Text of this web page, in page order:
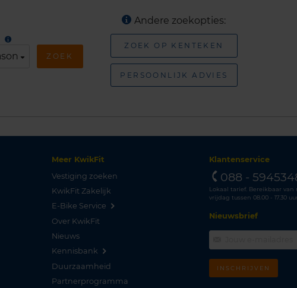
ZOEK
Andere zoekopties:
ZOEK OP KENTEKEN
PERSOONLIJK ADVIES
Meer KwikFit
Vestiging zoeken
KwikFit Zakelijk
E-Bike Service
Over KwikFit
Nieuws
Kennisbank
Duurzaamheid
Partnerprogramma
Klantenservice
088 -
Lokaal tarief. Bereikbaar van
vrijdag tussen 08.00 - 17.30 uur.
Nieuwsbrief
INSCHRIJVEN